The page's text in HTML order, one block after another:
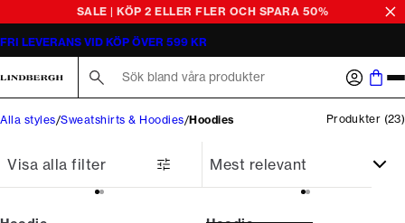
SALE | KÖP 2 ELLER FLER OCH SPARA 50%
FRI LEVERANS VID KÖP ÖVER 599 KR
Alla styles Sweatshirts & Hoodies Hoodies Produkter (23)
Visa alla filter